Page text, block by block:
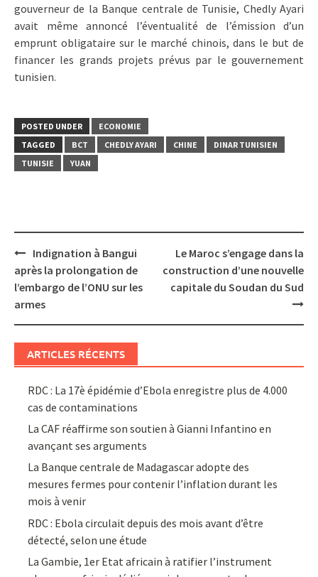
gouverneur de la Banque centrale de Tunisie, Chedly Ayari
avait même annoncé l’éventualité de l’émission d’un
emprunt obligataire sur le marché chinois, dans le but de
financer les grands projets prévus par le gouvernement
tunisien.
POSTED UNDER
ECONOMIE
TAGGED
BCT CHEDLY AYARI CHINE
DINAR TUNISIEN
TUNISIE
YUAN
Post
navigation
Indignation à Bangui
après la prolongation de
l’embargo de l’ONU sur les
armes
Le Maroc s’engage dans la
construction d’une nouvelle
capitale du Soudan du Sud
ARTICLES RÉCENTS
RDC : La 17è épidémie d’Ebola enregistre plus de 4.000
cas de contaminations
La CAF réaffirme son soutien à Gianni Infantino en
avançant ses arguments
La Banque centrale de Madagascar adopte des
mesures fermes pour contenir l’inflation durant les
mois à venir
RDC : Ebola circulait depuis des mois avant d’être
détecté, selon une étude
La Gambie, 1er Etat africain à ratifier l’instrument